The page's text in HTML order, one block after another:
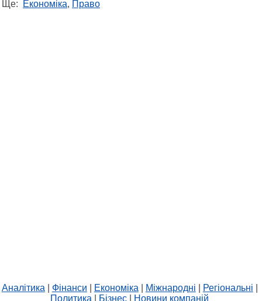
Ще: Економіка, Право
Аналітика Фінанси Економіка Міжнародні Регіональні
Политика
Бізнес Новини компаній